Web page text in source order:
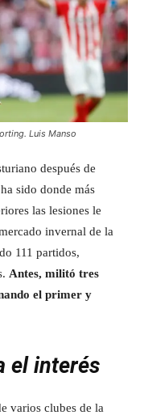
Luis Manso
después de
sido donde más
las lesiones le
invernal de la
111 partidos,
Antes, militó tres
el primer y
el interés
varios clubes de la